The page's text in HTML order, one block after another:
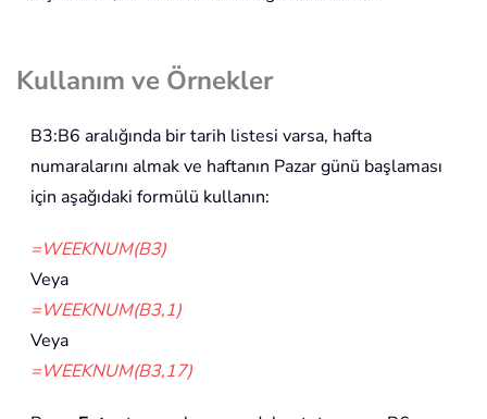
Kullanım ve Örnekler
B3:B6 aralığında bir tarih listesi varsa, hafta
numaralarını almak ve haftanın Pazar günü başlaması
için aşağıdaki formülü kullanın:
=WEEKNUM(B3)
Veya
=WEEKNUM(B3,1)
Veya
=WEEKNUM(B3,17)